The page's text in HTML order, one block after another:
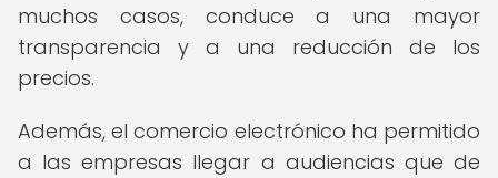
muchos casos, conduce a una mayor
transparencia y a una reducción de los
precios.
Además, el comercio electrónico ha permitido
a las empresas llegar a audiencias que de